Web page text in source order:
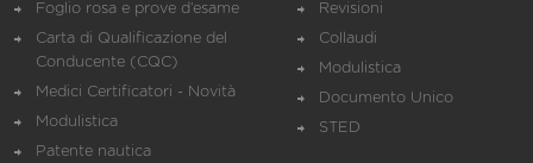
Foglio rosa e prove d’esame
Carta di Qualificazione del
Conducente (CQC)
Medici Certificatori - Novità
Modulistica
Patente nautica
Revisioni
Collaudi
Modulistica
Documento Unico
STED